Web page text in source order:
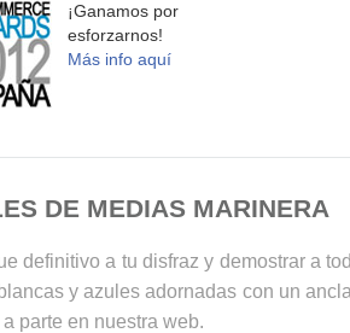
¡Ganamos por
esforzarnos!
Más info aquí
DE MEDIAS MARINERA
definitivo a tu disfraz y demostrar a
y azules adornadas con un
parte en nuestra web.